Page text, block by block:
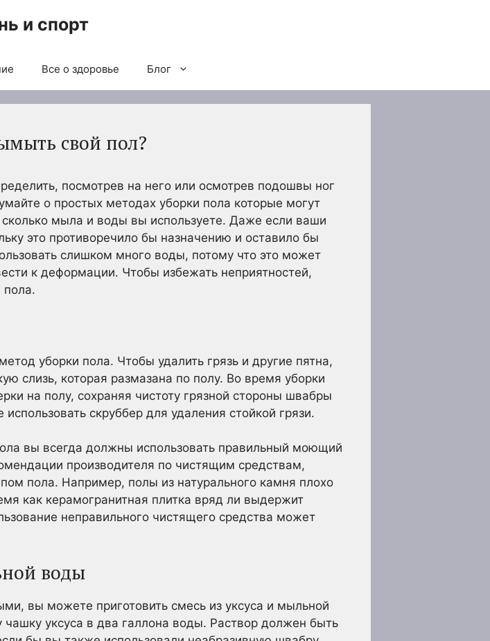
и спорт
Все о здоровье Блог
свой пол?
посмотрев на него или осмотрев подошвы ног
о простых методах уборки пола которые могут
мыла и воды вы используете. Даже если ваши
это противоречило бы назначению и оставило бы
слишком много воды, потому что это может
к деформации. Чтобы избежать неприятностей,
пола.
уборки пола. Чтобы удалить грязь и другие пятна,
слизь, которая размазана по полу. Во время уборки
на полу, сохраняя чистоту грязной стороны швабры
скруббер для удаления стойкой грязи.
вы всегда должны использовать правильный моющий
производителя по чистящим средствам,
пола. Например, полы из натурального камня плохо
как керамогранитная плитка вряд ли выдержит
неправильного чистящего средства может
воды
вы можете приготовить смесь из уксуса и мыльной
уксуса в два галлона воды. Раствор должен быть